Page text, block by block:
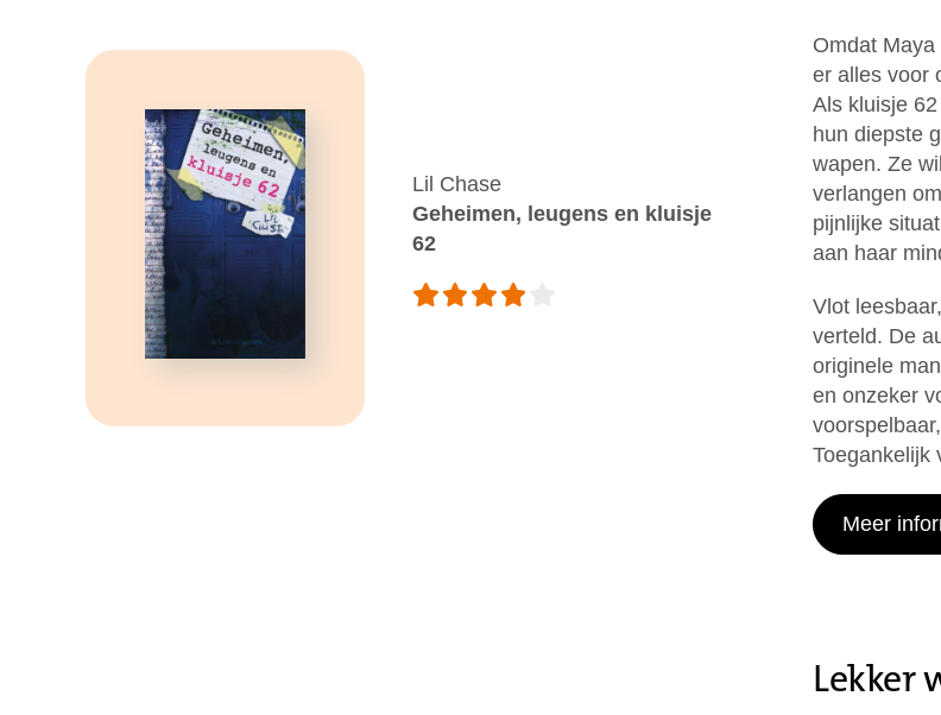
Lil Chase
Geheimen, leugens en kluisje
62
Omdat
er alles voor
Als kluisje
hun diepste
wapen. Ze
verlangen
pijnlijke
aan haar
Vlot
verteld. De
originele
en onzeker
Toegankelijk
Meer
Lekker